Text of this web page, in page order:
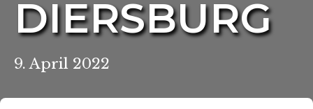
DIERSBURG
9. April 2022